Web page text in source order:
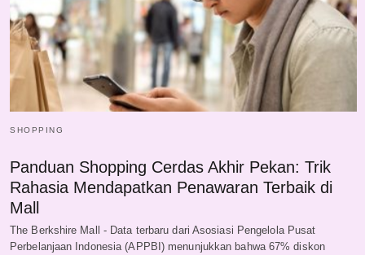
SHOPPING
Panduan Shopping Cerdas Akhir Pekan: Trik
Rahasia Mendapatkan Penawaran Terbaik di
Mall
The Berkshire Mall - Data terbaru dari Asosiasi Pengelola Pusat
Perbelanjaan Indonesia (APPBI) menunjukkan bahwa 67% diskon